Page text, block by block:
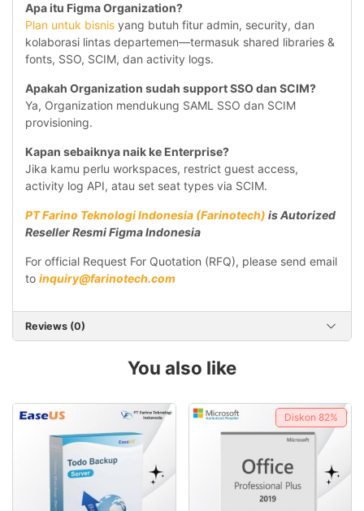
Apa itu Figma Organization?
Plan untuk bisnis yang butuh fitur admin, security, dan
kolaborasi lintas departemen—termasuk shared libraries &
fonts, SSO, SCIM, dan activity logs.
Apakah Organization sudah support SSO dan SCIM?
Ya, Organization mendukung SAML SSO dan SCIM
provisioning.
Kapan sebaiknya naik ke Enterprise?
Jika kamu perlu workspaces, restrict guest access,
activity log API, atau set seat types via SCIM.
PT Farino Teknologi Indonesia (Farinotech) is Autorized
Reseller Resmi Figma Indonesia
For official Request For Quotation (RFQ), please send email
to inquiry@farinotech.com
Reviews (0)
You also like
Diskon 82%